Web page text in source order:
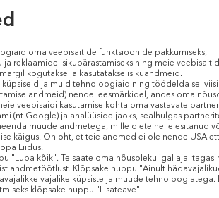
soengud, sagrised look’id, tupeeritud
tooted
-50%